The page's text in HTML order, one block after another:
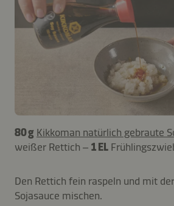
80 g Kikkoman natürlich gebraute
weißer Rettich – 1 EL
Den Rettich fein raspeln und mit
Sojasauce mischen.